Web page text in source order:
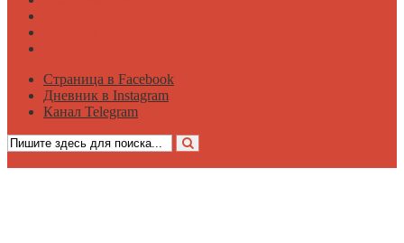
Страница в Facebook
Дневник в Instagram
Канал Telegram